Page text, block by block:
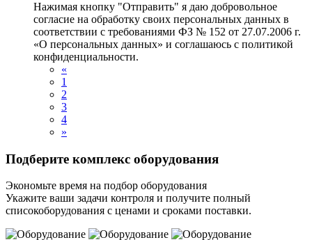
Нажимая кнопку "Отправить" я даю добровольное
согласие на обработку своих персональных данных в
соответствии с требованиями ФЗ № 152 от 27.07.2006 г.
«О персональных данных» и соглашаюсь с политикой
конфиденциальности.
«
1
2
3
4
»
Подберите комплекс оборудования
Экономьте время на подбор оборудования
Укажите ваши задачи контроля и получите полный
списокоборудования с ценами и сроками поставки.